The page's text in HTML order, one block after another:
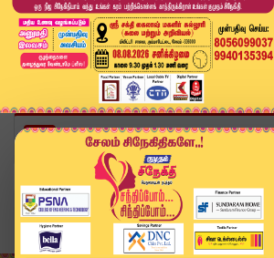
Home
வீடியோ ஸ்டோரி
பக்தர்களுக்கு அடித்த ஜாக்பாட்..